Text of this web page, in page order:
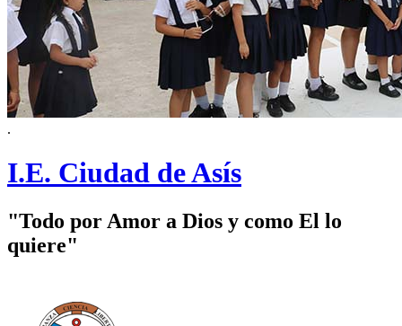
.
I.E. Ciudad de Asís
"Todo por Amor a Dios y como El lo
quiere"